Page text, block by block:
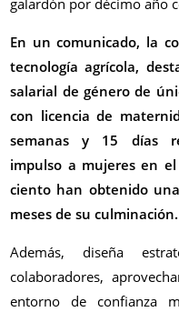
galardón por décimo año
En un comunicado, la
tecnología agrícola,
salarial de género de
con licencia de
semanas y 15 días
impulso a mujeres en
ciento han obtenido
meses de su culminación.
Además, diseña
colaboradores,
entorno de confianza